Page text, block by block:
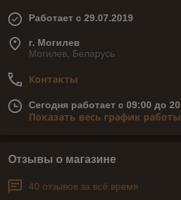
Работает с 29.07.2019
г. Могилев
Могилев, Беларусь
Контакты
Сегодня работает с 09:00 до
Показать весь график работы
Отзывы о магазине
40 отзывов за всё время